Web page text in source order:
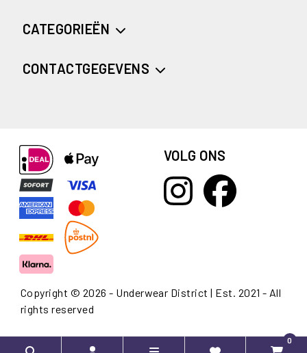
CATEGORIEËN
CONTACTGEGEVENS
VOLG ONS
Copyright © 2026 - Underwear District | Est. 2021 - All
rights reserved
0